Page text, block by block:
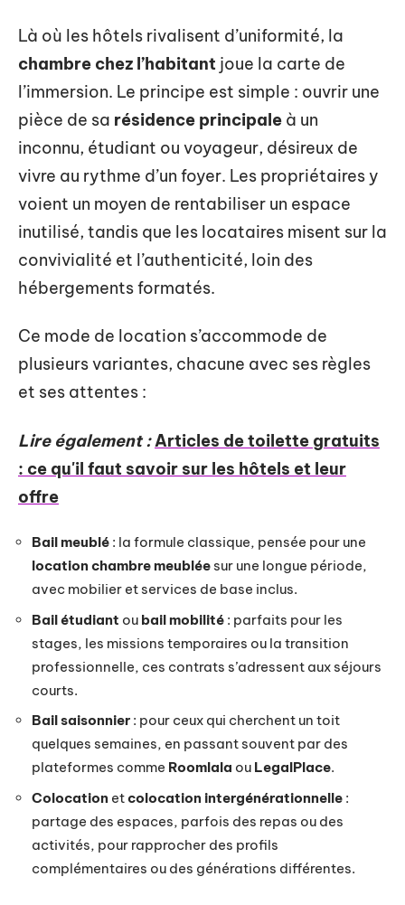
Là où les hôtels rivalisent d’uniformité, la
chambre chez l’habitant joue la carte de
l’immersion. Le principe est simple : ouvrir une
pièce de sa résidence principale à un
inconnu, étudiant ou voyageur, désireux de
vivre au rythme d’un foyer. Les propriétaires y
voient un moyen de rentabiliser un espace
inutilisé, tandis que les locataires misent sur la
convivialité et l’authenticité, loin des
hébergements formatés.
Ce mode de location s’accommode de
plusieurs variantes, chacune avec ses règles
et ses attentes :
Lire également : Articles de toilette gratuits
: ce qu'il faut savoir sur les hôtels et leur
offre
Bail meublé : la formule classique, pensée pour une
location chambre meublée sur une longue période,
avec mobilier et services de base inclus.
Bail étudiant ou bail mobilité : parfaits pour les
stages, les missions temporaires ou la transition
professionnelle, ces contrats s’adressent aux séjours
courts.
Bail saisonnier : pour ceux qui cherchent un toit
quelques semaines, en passant souvent par des
plateformes comme Roomlala ou LegalPlace.
Colocation etcolocation intergénérationnelle :
partage des espaces, parfois des repas ou des
activités, pour rapprocher des profils
complémentaires ou des générations différentes.